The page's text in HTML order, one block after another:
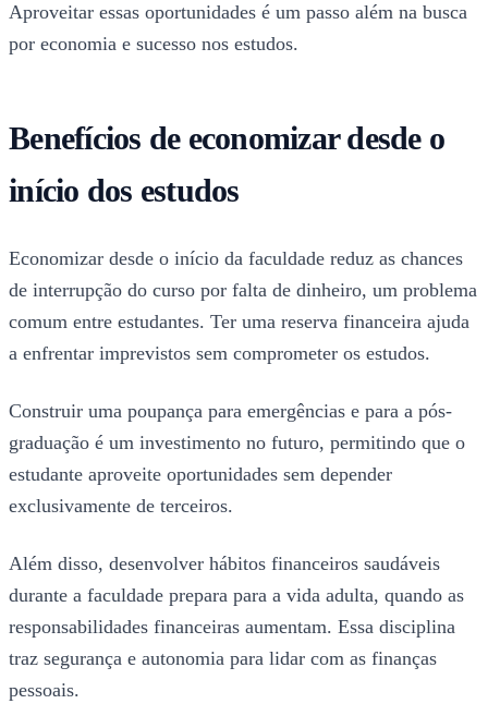
Aproveitar essas oportunidades é um passo além na busca
por economia e sucesso nos estudos.
Benefícios de economizar desde o
início dos estudos
Economizar desde o início da faculdade reduz as chances
de interrupção do curso por falta de dinheiro, um problema
comum entre estudantes. Ter uma reserva financeira ajuda
a enfrentar imprevistos sem comprometer os estudos.
Construir uma poupança para emergências e para a pós-
graduação é um investimento no futuro, permitindo que o
estudante aproveite oportunidades sem depender
exclusivamente de terceiros.
Além disso, desenvolver hábitos financeiros saudáveis
durante a faculdade prepara para a vida adulta, quando as
responsabilidades financeiras aumentam. Essa disciplina
traz segurança e autonomia para lidar com as finanças
pessoais.